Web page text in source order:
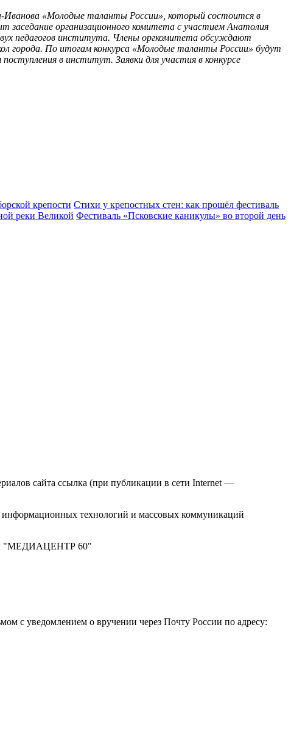
Иванова «Молодые таланты России», который состоится в
заседание организационного комитета с участием Анатолия
педагогов института. Члены оргкомитета обсуждают
города. По итогам конкурса «Молодые таланты России» будут
в институт. Заявки для участия в конкурсе
крепости Стихи у крепостных стен: как прошёл фестиваль
реки Великой Фестиваль «Псковские каникулы» во второй день
сайта ссылка (при публикации в сети Internet —
технологий и массовых коммуникаций
дом "МЕДИАЦЕНТР 60"
с уведомлением о вручении через Почту России по адресу: